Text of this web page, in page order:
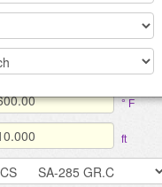
° F
ft